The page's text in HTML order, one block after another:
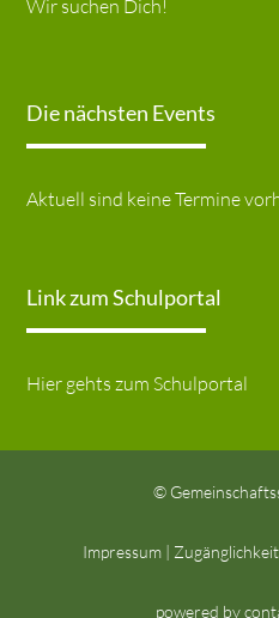
Wir suchen Dich!
Die nächsten Events
Aktuell sind keine Termine
Link zum Schulportal
Hier gehts zum Schulportal
©
Impressum | Zugänglichkeit
powered by